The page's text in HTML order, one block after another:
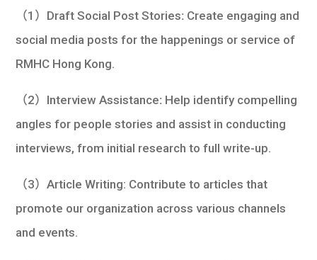
（1）Draft Social Post Stories: Create engaging and
social media posts for the happenings or service of
RMHC Hong Kong.
（2）Interview Assistance: Help identify compelling
angles for people stories and assist in conducting
interviews, from initial research to full write-up.
（3）Article Writing: Contribute to articles that
promote our organization across various channels
and events.